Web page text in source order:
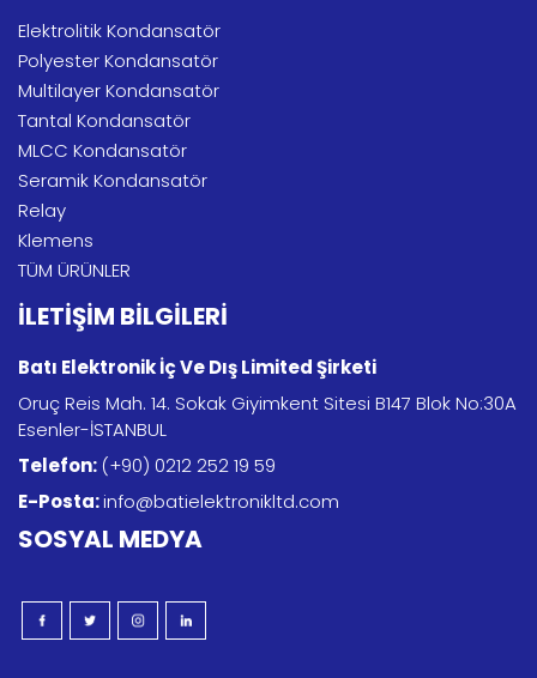
Elektrolitik Kondansatör
Polyester Kondansatör
Multilayer Kondansatör
Tantal Kondansatör
MLCC Kondansatör
Seramik Kondansatör
Relay
Klemens
TÜM ÜRÜNLER
İLETİŞİM BİLGİLERİ
Batı Elektronik İç Ve Dış Limited Şirketi
Oruç Reis Mah. 14. Sokak Giyimkent Sitesi B147 Blok No:30A
Esenler-İSTANBUL
Telefon: (+90) 0212 252 19 59
E-Posta:info@batielektronikltd.com
SOSYAL MEDYA